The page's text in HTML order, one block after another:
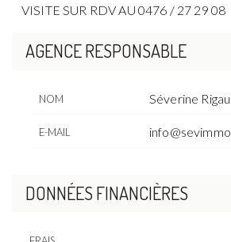
VISITE SUR RDV AU 0476 / 27 29 08
AGENCE RESPONSABLE
NOM Séverine
E-MAIL
DONNÉES FINANCIÈRES